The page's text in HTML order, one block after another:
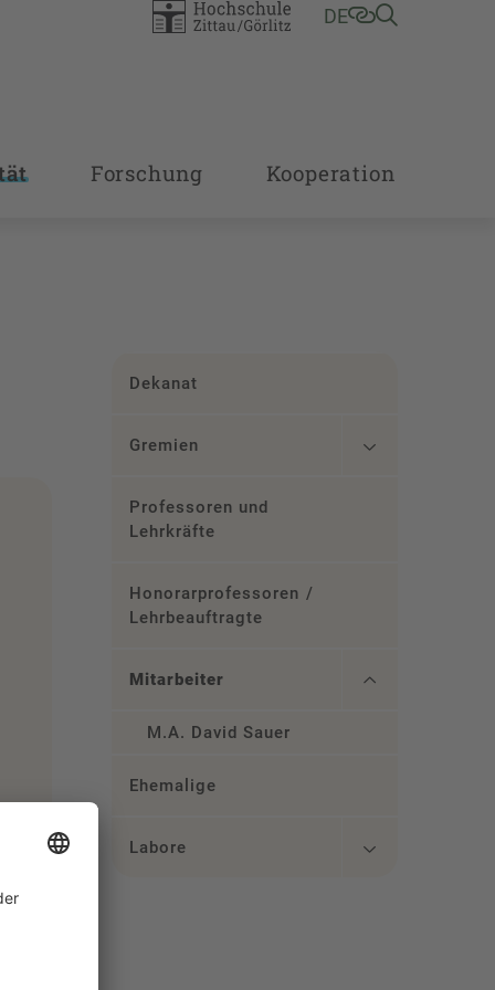
DE
Forschung Kooperation
Dekanat
Gremien
Professoren und
Lehrkräfte
Honorarprofessoren /
Lehrbeauftragte
Mitarbeiter
M.A. David Sauer
Ehemalige
Labore